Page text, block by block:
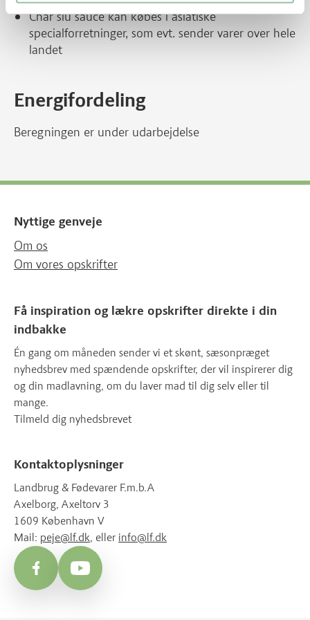
Char siu sauce kan købes i asiatiske
specialforretninger, som evt. sender varer over hele
landet
Energifordeling
Beregningen er under udarbejdelse
Nyttige genveje
Om os
Om vores opskrifter
Få inspiration og lækre opskrifter direkte i din
indbakke
Én gang om måneden sender vi et skønt, sæsonpræget
nyhedsbrev med spændende opskrifter, der vil inspirerer dig
og din madlavning, om du laver mad til dig selv eller til
mange.
Tilmeld dig nyhedsbrevet
Kontaktoplysninger
Landbrug & Fødevarer F.m.b.A
Axelborg, Axeltorv 3
1609 København V
Mail: peje@lf.dk, eller info@lf.dk
FacebookYouTube